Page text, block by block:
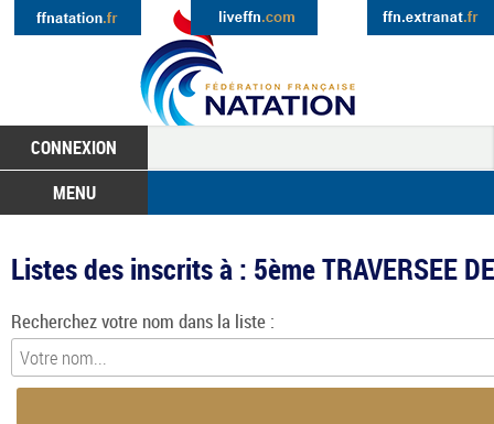
CONNEXION
MENU
Listes des inscrits à : 5ème TRAVERSEE
Recherchez votre nom dans la liste :